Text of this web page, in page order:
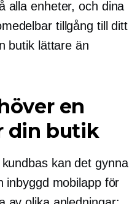
alla enheter, och dina
tillgång till ditt
butik lättare än
en
din butik
kan det gynna
inbyggd mobilapp för